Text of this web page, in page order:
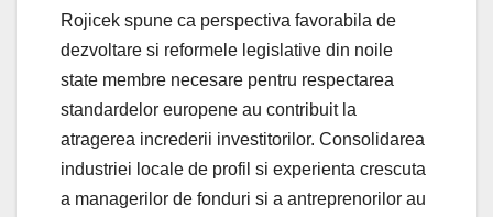
Rojicek spune ca perspectiva favorabila de
dezvoltare si reformele legislative din noile
state membre necesare pentru respectarea
standardelor europene au contribuit la
atragerea increderii investitorilor. Consolidarea
industriei locale de profil si experienta crescuta
a managerilor de fonduri si a antreprenorilor au